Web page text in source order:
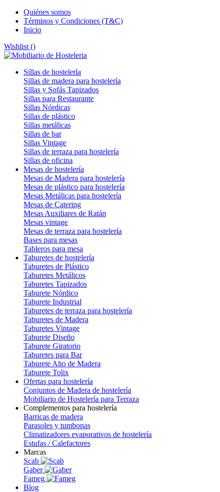
Quiénes somos
Términos y Condiciones (T&C)
Inicio
Wishlist ()
Sillas de hostelería
Sillas de madera para hostelería
Sillas y Sofás Tapizados
Sillas para Restaurante
Sillas Nórdicas
Sillas de plástico
Sillas metálicas
Sillas de bar
Sillas Vintage
Sillas de terraza para hostelería
Sillas de oficina
Mesas de hostelería
Mesas de Madera para hostelería
Mesas de plástico para hostelería
Mesas Metálicas para hostelería
Mesas de Catering
Mesas Auxiliares de Ratán
Mesas vintage
Mesas de terraza para hostelería
Bases para mesas
Tableros para mesa
Taburetes de hostelería
Taburetes de Plástico
Taburetes Metálicos
Taburetes Tapizados
Taburete Nórdico
Taburete Industrial
Taburetes de terraza para hostelería
Taburetes de Madera
Taburetes Vintage
Taburete Diseño
Taburete Giratorio
Taburetes para Bar
Taburete Alto de Madera
Taburete Tolix
Ofertas para hostelería
Conjuntos de Madera de hostelería
Mobiliario de Hostelería para Terraza
Complementos para hostelería
Barricas de madera
Parasoles y tumbonas
Climatizadores evaporativos de hostelería
Estufas / Calefactores
Marcas
Scab
Gaber
Fameg
Blog